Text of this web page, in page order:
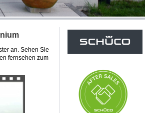
an. Sehen Sie
fernsehen zum